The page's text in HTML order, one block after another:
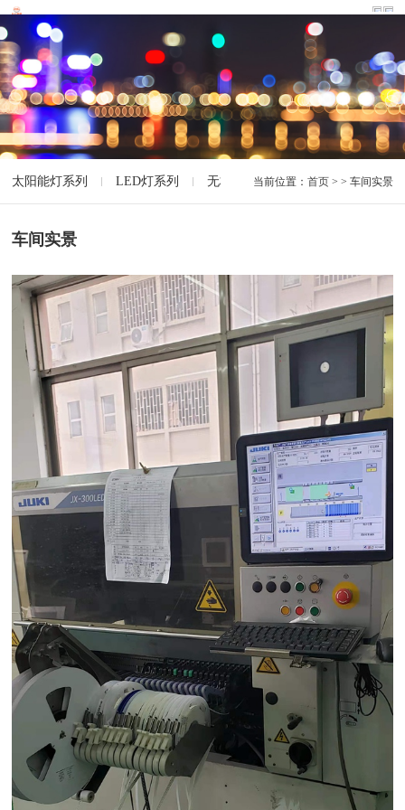
太阳能灯系列 LED灯系列 无极灯系列 智能灯系列 特
当前位置： 首页> > 车间实景
车间实景